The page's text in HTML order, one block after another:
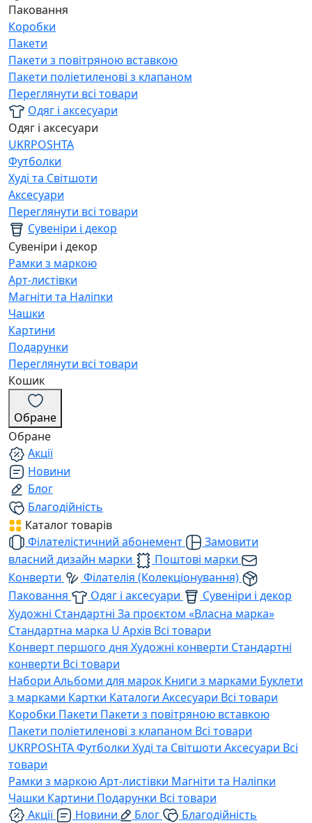
Паковання
Коробки
Пакети
Пакети з повітряною вставкою
Пакети поліетиленові з клапаном
Переглянути всі товари
Одяг і аксесуари
Одяг і аксесуари
UKRPOSHTA
Футболки
Худі та Світшоти
Аксесуари
Переглянути всі товари
Сувеніри і декор
Сувеніри і декор
Рамки з маркою
Арт-листівки
Магніти та Наліпки
Чашки
Картини
Подарунки
Переглянути всі товари
Кошик
Обране
Обране
Акції
Новини
Блог
Благодійність
Каталог товарів
Філателістичний абонемент
Замовити
власний дизайн марки
Поштові марки
Конверти
Філателія (Колекціонування)
Паковання
Одяг і аксесуари
Сувеніри і декор
Художні Стандартні За проєктом «Власна марка»
Стандартна марка U Архів Всі товари
Конверт першого дня Художні конверти Стандартні
конверти Всі товари
Набори Альбоми для марок Книги з марками Буклети
з марками Картки Каталоги Аксесуари Всі товари
Коробки Пакети Пакети з повітряною вставкою
Пакети поліетиленові з клапаном Всі товари
UKRPOSHTAФутболки Худі та Світшоти Аксесуари Всі
товари
Рамки з маркоюАрт-листівки Магніти та Наліпки
Чашки Картини Подарунки Всі товари
Акції
Новини Блог
Благодійність